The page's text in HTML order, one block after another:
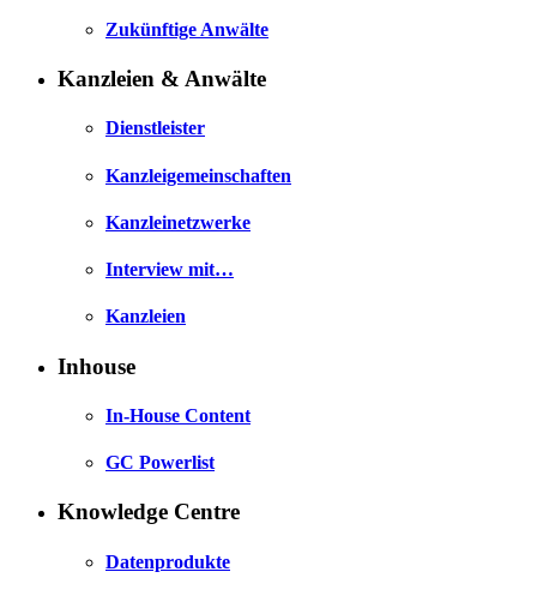
Zukünftige Anwälte
Kanzleien & Anwälte
Dienstleister
Kanzleigemeinschaften
Kanzleinetzwerke
Interview mit…
Kanzleien
Inhouse
In-House Content
GC Powerlist
Knowledge Centre
Datenprodukte